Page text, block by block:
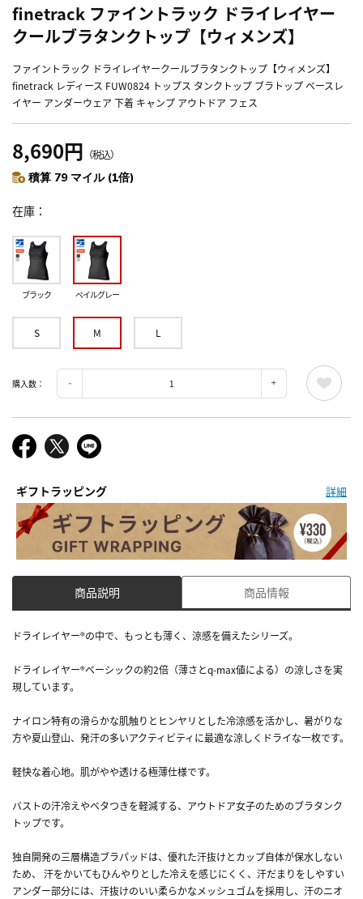
finetrack ファイントラック ドライレイヤー
クールブラタンクトップ【ウィメンズ】
ファイントラック ドライレイヤークールブラタンクトップ【ウィメンズ】
finetrack レディース FUW0824 トップス タンクトップ ブラトップ ベースレ
イヤー アンダーウェア 下着 キャンプ アウトドア フェス
8,690円 （税込）
積算 79 マイル (1倍)
在庫
ブラック ペイルグレー
S M L
購入数：
ギフトラッピング 詳細
商品説明 商品情報
ドライレイヤー®の中で、もっとも薄く、涼感を備えたシリーズ。
ドライレイヤー®ベーシックの約2倍（薄さとq-max値による）の涼しさを実
現しています。
ナイロン特有の滑らかな肌触りとヒンヤリとした冷涼感を活かし、暑がりな
方や夏山登山、発汗の多いアクティビティに最適な涼しくドライな一枚です。
軽快な着心地。肌がやや透ける極薄仕様です。
バストの汗冷えやベタつきを軽減する、アウトドア女子のためのブラタンク
トップです。
独自開発の三層構造ブラパッドは、優れた汗抜けとカップ自体が保水しない
ため、 汗をかいてもひんやりとした冷えを感じにくく、汗だまりをしやすい
アンダー部分には、汗抜けのいい柔らかなメッシュゴムを採用し、汗のニオ